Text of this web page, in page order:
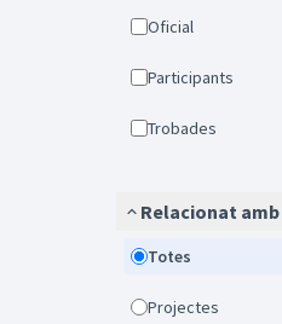
Oficial
Participants
Trobades
Relacionat amb
Totes
Projectes